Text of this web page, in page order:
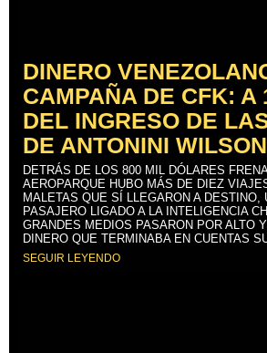
DINERO
CAMPAÑA DE CFK: A
DEL INGRESO DE
DE ANTONINI WILSON
DETRÁS DE LOS 800 MIL DÓLARES
AEROPARQUE HUBO MÁS DE DIEZ
MALETAS QUE SÍ LLEGARON A DESTINO,
PASAJERO LIGADO A LA INTELIGENCIA
GRANDES MEDIOS PASARON POR ALTO Y
DINERO QUE TERMINABA EN CUENTAS
SEGUIR LEYENDO